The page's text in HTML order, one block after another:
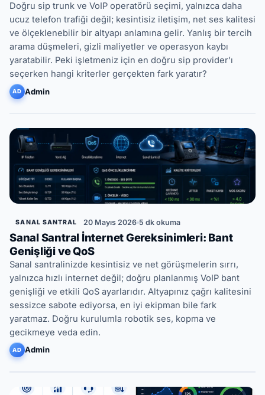
Doğru sip trunk ve VoIP operatörü seçimi, yalnızca daha
ucuz telefon trafiği değil; kesintisiz iletişim, net ses kalitesi
ve ölçeklenebilir bir altyapı anlamına gelir. Yanlış bir tercih
arama düşmeleri, gizli maliyetler ve operasyon kaybı
yaratabilir. Peki işletmeniz için en doğru sip provider’ı
seçerken hangi kriterler gerçekten fark yaratır?
AD Admin
SANAL SANTRAL 20 Mayıs 2026 5 dk okuma
Sanal Santral İnternet Gereksinimleri: Bant
Genişliği ve QoS
Sanal santralinizde kesintisiz ve net görüşmelerin sırrı,
yalnızca hızlı internet değil; doğru planlanmış VoIP bant
genişliği ve etkili QoS ayarlarıdır. Altyapınız çağrı kalitesini
sessizce sabote ediyorsa, en iyi ekipman bile fark
yaratmaz. Doğru kurulumla robotik ses, kopma ve
gecikmeye veda edin.
AD Admin